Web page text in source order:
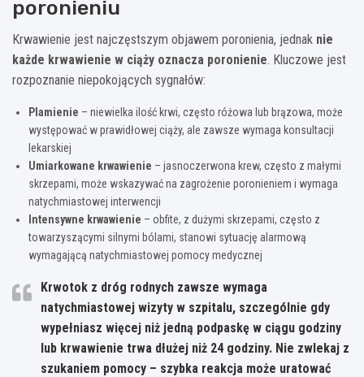
poronieniu
Krwawienie jest najczęstszym objawem poronienia, jednak nie
każde krwawienie w ciąży oznacza poronienie. Kluczowe jest
rozpoznanie niepokojących sygnałów:
Plamienie – niewielka ilość krwi, często różowa lub brązowa, może
występować w prawidłowej ciąży, ale zawsze wymaga konsultacji
lekarskiej
Umiarkowane krwawienie – jasnoczerwona krew, często z małymi
skrzepami, może wskazywać na zagrożenie poronieniem i wymaga
natychmiastowej interwencji
Intensywne krwawienie – obfite, z dużymi skrzepami, często z
towarzyszącymi silnymi bólami, stanowi sytuację alarmową
wymagającą natychmiastowej pomocy medycznej
Krwotok z dróg rodnych zawsze wymaga
natychmiastowej wizyty w szpitalu, szczególnie gdy
wypełniasz więcej niż jedną podpaskę w ciągu godziny
lub krwawienie trwa dłużej niż 24 godziny. Nie zwlekaj z
szukaniem pomocy – szybka reakcja może uratować